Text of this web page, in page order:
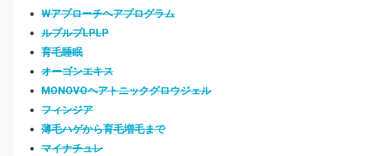
Wアプローチヘアプログラム
ルプルプLPLP
育毛睡眠
オーゴンエキス
MONOVOヘアトニックグロウジェル
フィンジア
薄毛ハゲから育毛増毛まで
マイナチュレ